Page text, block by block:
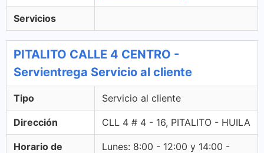
Servicios
PITALITO CALLE 4 CENTRO -
Servientrega Servicio al cliente
Tipo Servicio al cliente
Dirección CLL 4 # 4 - 16, PITALITO - HUILA
Horario de
Lunes: 8:00 - 12:00 y 14:00 -